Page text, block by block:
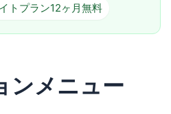
トプラン12ヶ月無料
ンメニュー